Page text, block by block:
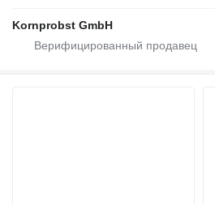
Kornprobst GmbH